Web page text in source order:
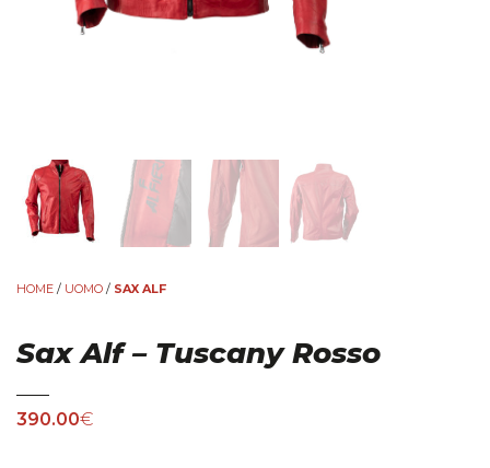
HOME / UOMO / SAX ALF
Sax Alf – Tuscany Rosso
390.00€